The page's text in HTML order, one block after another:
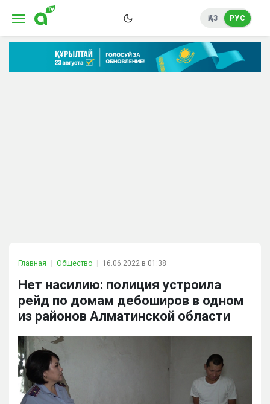
ҚАЗ РУС
Главная Общество 16.06.2022 в 01:38
Нет насилию: полиция устроила
рейд по домам дебоширов в одном
из районов Алматинской области